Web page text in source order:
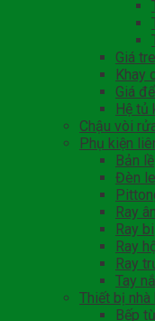
Giá
Khay
Giá
Hệ tủ
Chậu vòi
Phụ kiện
Bản lề
Đèn
Ray
Ray bi
Ray
Ray
Tay
Thiết bị nhà
Bếp